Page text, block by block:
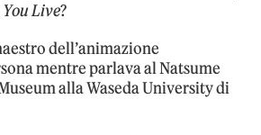
Live?
dell’animazione
mentre parlava al Natsume
alla Waseda University di